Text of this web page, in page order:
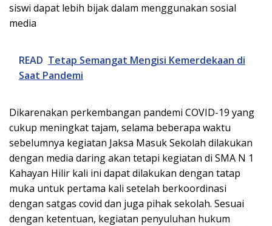
siswi dapat lebih bijak dalam menggunakan sosial
media
READ Tetap Semangat Mengisi Kemerdekaan di
Saat Pandemi
Dikarenakan perkembangan pandemi COVID-19 yang
cukup meningkat tajam, selama beberapa waktu
sebelumnya kegiatan Jaksa Masuk Sekolah dilakukan
dengan media daring akan tetapi kegiatan di SMA N 1
Kahayan Hilir kali ini dapat dilakukan dengan tatap
muka untuk pertama kali setelah berkoordinasi
dengan satgas covid dan juga pihak sekolah. Sesuai
dengan ketentuan, kegiatan penyuluhan hukum